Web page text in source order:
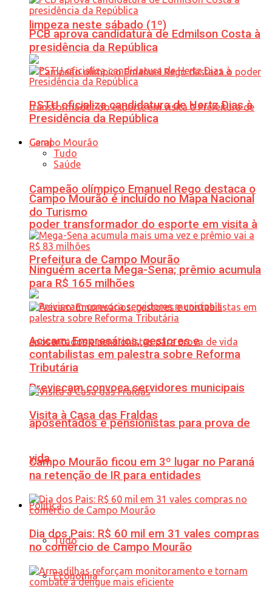
limpeza neste sábado (1º)
Campeão olímpico Emanuel Rego destaca o
poder transformador do esporte em visita à
Prefeitura de Campo Mourão
Previscam convoca servidores municipais
aposentados e pensionistas para prova de
vida
Política
Tudo
Economia
PCB aprova candidatura de Edmilson Costa à
presidência da República
PSTU oficializa candidatura de Hertz Dias à
Presidência da República
Geral
Tudo
Saúde
Campo Mourão é incluído no Mapa Nacional
do Turismo
Ninguém acerta Mega-Sena; prêmio acumula
para R$ 165 milhões
Acicam: Empresários, gestores e
contabilistas em palestra sobre Reforma
Tributária
Visita à Casa das Fraldas
Campo Mourão ficou em 3º lugar no Paraná
na retenção de IR para entidades
Dia dos Pais: R$ 60 mil em 31 vales compras
no comércio de Campo Mourão